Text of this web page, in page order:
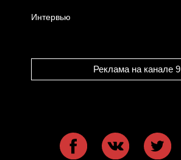
Интервью
Реклама на канале 9